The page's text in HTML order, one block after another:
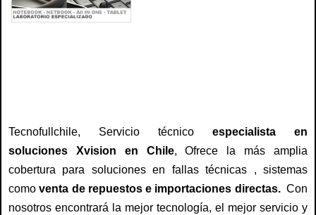
Tecnofullchile, Servicio técnico especialista en
soluciones Xvision en Chile, Ofrece la más amplia
cobertura para soluciones en fallas técnicas , sistemas
comoventa de repuestos e importaciones directas. Con
nosotros encontrará la mejor tecnología, el mejor servicio y